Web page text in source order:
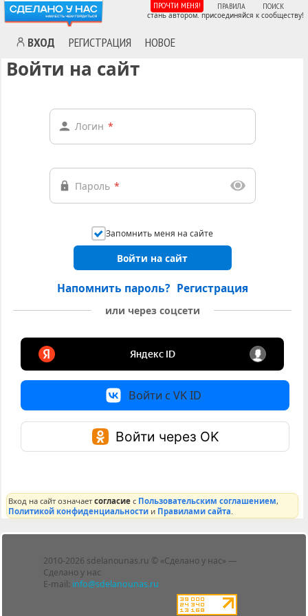
ВХОД РЕГИСТРАЦИЯ НОВОЕ
ПРОЧТИ МЕНЯ! ПРАВИЛА ПОИСК
стань автором. присоединяйся к сообществу!
Войти на сайт
Логин *
Пароль *
Запомнить меня на сайте
Войти на сайт
Напомнить пароль? Регистрация
или через соцсети
Войти с VK ID
Войти через OK
Вход на сайт означаетсогласие с Пользовательским соглашением,
Политикой конфиденциальности и Правилами сайта
2010-2026 sdelanounas.ru © «Сделано у нас» —
Сделано у нас
E-mail: info@sdelanounas.ru
Блоги
Люди
Политика